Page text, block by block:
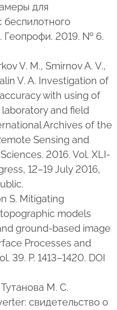
для
Геопрофи. 2019. № 6.
V. M., Smirnov A. V.,
V. A. Investigation of
with using of
and field
Archives of the
Sensing and
2016. Vol. XLI-
12–19 July 2016,
S. Mitigating
models
ground-based image
Processes and
39. P. 1413–1420. DOI
М. С.
свидетельство о